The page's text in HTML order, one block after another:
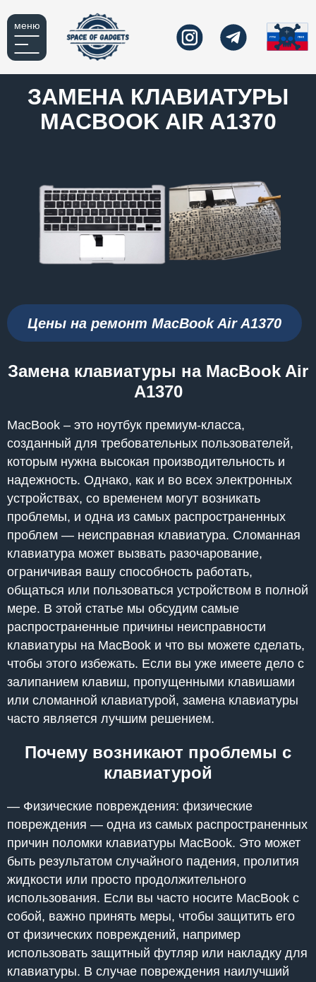
меню
ЗАМЕНА КЛАВИАТУРЫ
MACBOOK AIR A1370
Цены на ремонт MacBook Air A1370
Замена клавиатуры на MacBook Air
A1370
MacBook – это ноутбук премиум-класса,
созданный для требовательных пользователей,
которым нужна высокая производительность и
надежность. Однако, как и во всех электронных
устройствах, со временем могут возникать
проблемы, и одна из самых распространенных
проблем — неисправная клавиатура. Сломанная
клавиатура может вызвать разочарование,
ограничивая вашу способность работать,
общаться или пользоваться устройством в полной
мере. В этой статье мы обсудим самые
распространенные причины неисправности
клавиатуры на MacBook и что вы можете сделать,
чтобы этого избежать. Если вы уже имеете дело с
залипанием клавиш, пропущенными клавишами
или сломанной клавиатурой, замена клавиатуры
часто является лучшим решением.
Почему возникают проблемы с
клавиатурой
— Физические повреждения: физические
повреждения — одна из самых распространенных
причин поломки клавиатуры MacBook. Это может
быть результатом случайного падения, пролития
жидкости или просто продолжительного
использования. Если вы часто носите MacBook с
собой, важно принять меры, чтобы защитить его
от физических повреждений, например
использовать защитный футляр или накладку для
клавиатуры. В случае повреждения наилучший